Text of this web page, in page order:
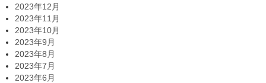
2023年12月
2023年11月
2023年10月
2023年9月
2023年8月
2023年7月
2023年6月